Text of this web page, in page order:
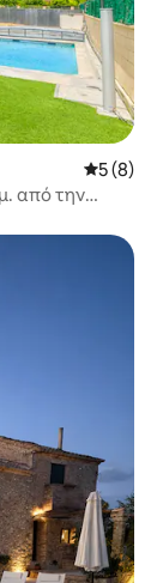
Μέση
5 (8)
από την